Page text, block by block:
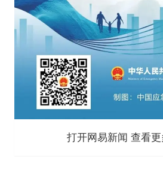
打开网易新闻 查看